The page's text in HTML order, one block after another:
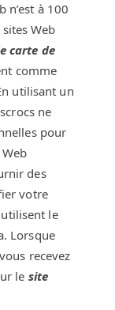
n’est à 100
Web
carte de
comme
utilisant un
ne
pour
des
votre
le
Lorsque
recevez
le site